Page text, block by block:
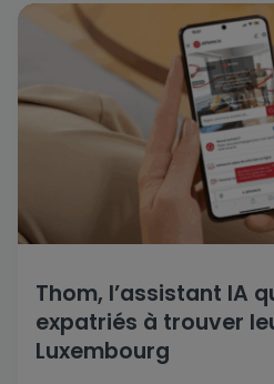
mode de vie. C’est là […]
Thom, l’assistant IA
expatriés à trouver
Luxembourg